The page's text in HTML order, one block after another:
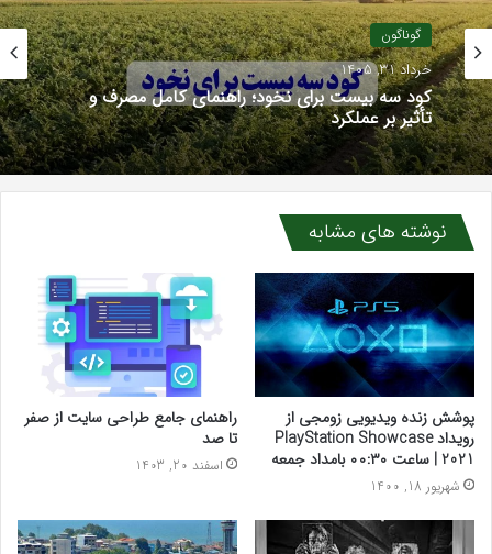
گوناگون
خرداد 23, 1405
چگونه یک مدرسه حرفه‌ای آینده دانش‌آموزان را
تضمین می‌کند
نوشته های مشابه
پوشش زنده ویدیویی زومجی از
رویداد PlayStation Showcase
2021 | ساعت ۰۰:۳۰ بامداد جمعه
شهریور 18, 1400
راهنمای جامع طراحی سایت از صفر
تا صد
اسفند 20, 1403